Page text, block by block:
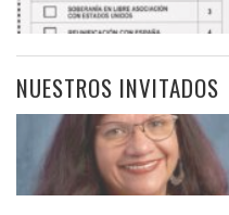
NUESTROS INVITADOS